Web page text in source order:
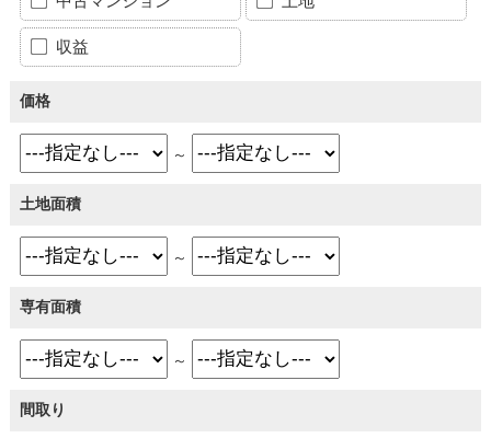
収益
価格
～
土地面積
～
専有面積
～
間取り